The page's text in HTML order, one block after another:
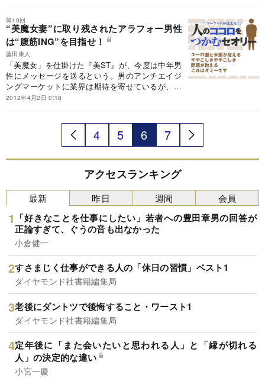
第10回
“美魔女妻”に取り残されたアラフォー男性
は“腹筋ING”を目指せ！
藤田康人
「美魔女」を仕掛けた『美ST』が、今度は中年男
性にメッセージを送るという。男のアンチエイジ
ングマーケットに業界は期待を寄せているが、ど
のような仕掛けで新しい市場は創られていくのだ
2012年4月2日 0:18
4 5 6 7
アクセスランキング
最新
「好きなことを仕事にしたい」若者への豊田章男の回答が
正論すぎて、ぐうの音も出なかった
小倉健一
すさまじく仕事ができる人の「休日の習慣」ベスト1
ダイヤモンド社書籍編集局
老後にダントツで後悔すること・ワースト1
ダイヤモンド社書籍編集局
定年後に「また会いたいと思われる人」と「縁が切れる
人」の決定的な違い
小宮一慶
昨日 週間 会員